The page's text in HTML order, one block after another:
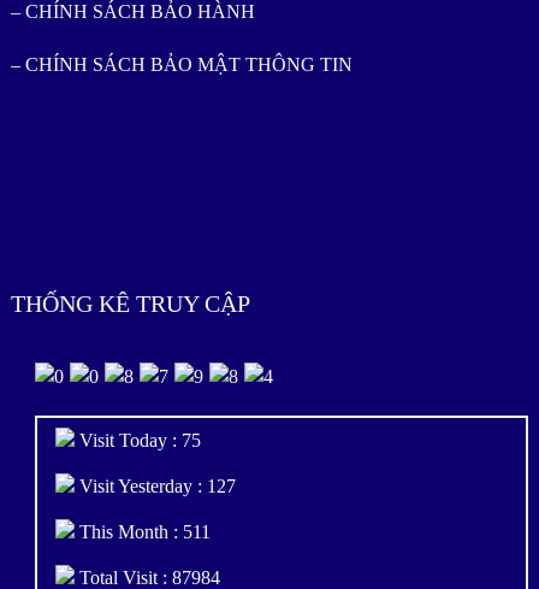
– CHÍNH SÁCH BẢO HÀNH
– CHÍNH SÁCH BẢO MẬT THÔNG TIN
THỐNG KÊ TRUY CẬP
Visit Today : 75
Visit Yesterday : 127
This Month : 511
Total Visit : 87984